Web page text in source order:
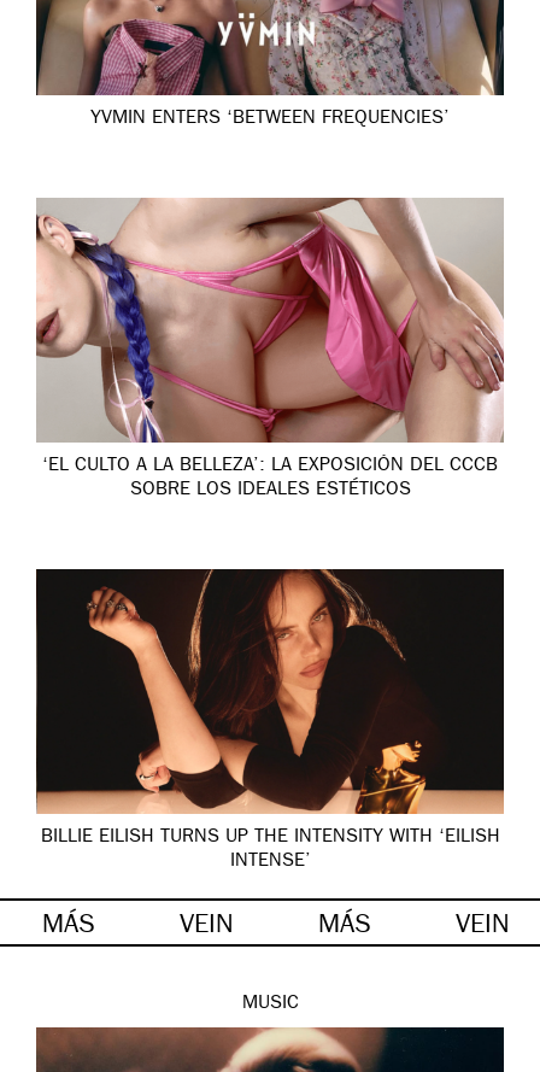
YVMIN ENTERS ‘BETWEEN FREQUENCIES’
‘EL CULTO A LA BELLEZA’: LA EXPOSICIÓN DEL CCCB
SOBRE LOS IDEALES ESTÉTICOS
BILLIE EILISH TURNS UP THE INTENSITY WITH ‘EILISH
INTENSE’
MÁS VEIN MÁS VEIN
MUSIC